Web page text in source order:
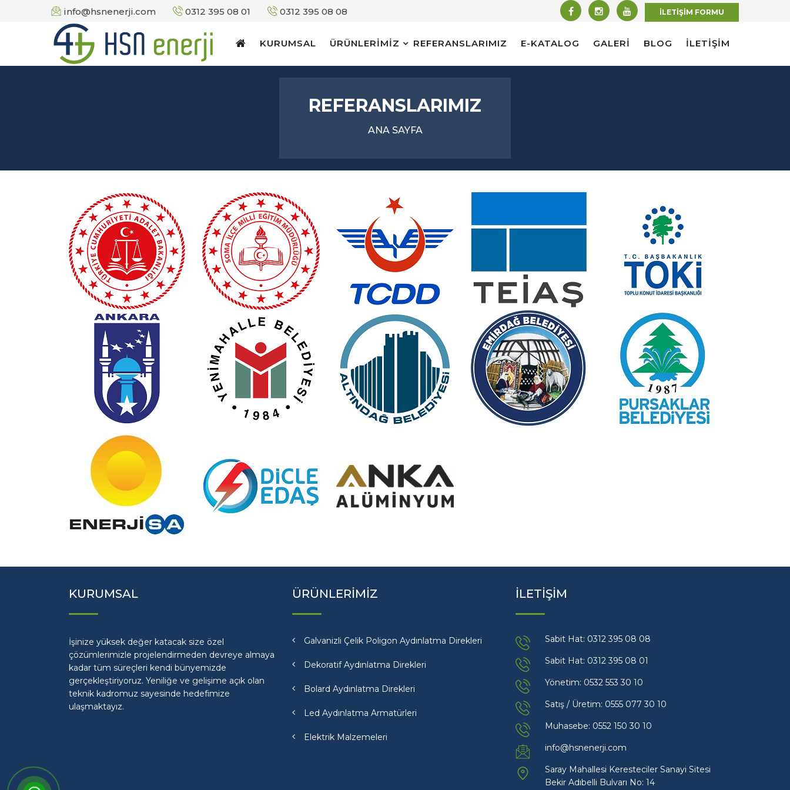
info@hsnenerji.com 0312 395 08 01 0312 395 08 08 İLETİŞİM FORMU
KURUMSAL ÜRÜNLERİMİZ REFERANSLARIMIZ E-KATALOG GALERİ BLOG İLETİŞİM
REFERANSLARIMIZ
ANA SAYFA
KURUMSAL
İşinize yüksek değer katacak size özel
çözümlerimizle projelendirmeden devreye almaya
kadar tüm süreçleri kendi bünyemizde
gerçekleştiriyoruz. Yeniliğe ve gelişime açık olan
teknik kadromuz sayesinde hedefimize
ulaşmaktayız.
ÜRÜNLERİMİZ
Galvanizli Çelik Poligon Aydınlatma Direkleri
Dekoratif Aydınlatma Direkleri
Bolard Aydınlatma Direkleri
Led Aydınlatma Armatürleri
Elektrik Malzemeleri
İLETİŞİM
Sabit Hat: 0312 395 08 08
Sabit Hat: 0312 395 08 01
Yönetim: 0532 553 30 10
Satış / Üretim: 0555 077 30 10
Muhasebe: 0552 150 30 10
info@hsnenerji.com
Saray Mahallesi Keresteciler Sanayi Sitesi
Bekir Adıbelli Bulvarı No: 14